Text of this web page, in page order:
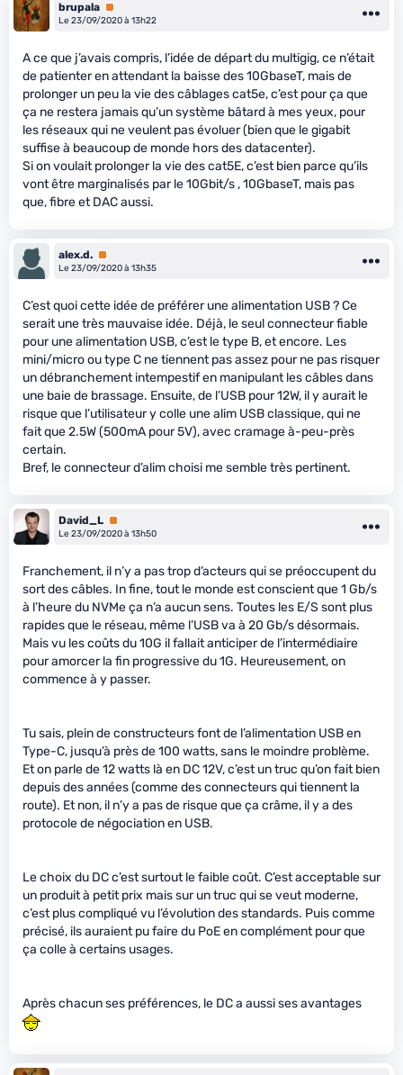
brupala Premium
Le 23/09/2020 à 13h22
A ce que j’avais compris, l’idée de départ du multigig, ce n’était
de patienter en attendant la baisse des 10GbaseT, mais de
prolonger un peu la vie des câblages cat5e, c’est pour ça que
ça ne restera jamais qu’un système bâtard à mes yeux, pour
les réseaux qui ne veulent pas évoluer (bien que le gigabit
suffise à beaucoup de monde hors des datacenter).
Si on voulait prolonger la vie des cat5E, c’est bien parce qu’ils
vont être marginalisés par le 10Gbit/s , 10GbaseT, mais pas
que, fibre et DAC aussi.
alex.d. Premium
Le 23/09/2020 à 13h35
C’est quoi cette idée de préférer une alimentation USB ? Ce
serait une très mauvaise idée. Déjà, le seul connecteur fiable
pour une alimentation USB, c’est le type B, et encore. Les
mini/micro ou type C ne tiennent pas assez pour ne pas risquer
un débranchement intempestif en manipulant les câbles dans
une baie de brassage. Ensuite, de l’USB pour 12W, il y aurait le
risque que l’utilisateur y colle une alim USB classique, qui ne
fait que 2.5W (500mA pour 5V), avec cramage à-peu-près
certain.
Bref, le connecteur d’alim choisi me semble très pertinent.
David_L Premium
Le 23/09/2020 à 13h50
Franchement, il n’y a pas trop d’acteurs qui se préoccupent du
sort des câbles. In fine, tout le monde est conscient que 1 Gb/s
à l’heure du NVMe ça n’a aucun sens. Toutes les E/S sont plus
rapides que le réseau, même l’USB va à 20 Gb/s désormais.
Mais vu les coûts du 10G il fallait anticiper de l’intermédiaire
pour amorcer la fin progressive du 1G. Heureusement, on
commence à y passer.
Tu sais, plein de constructeurs font de l’alimentation USB en
Type-C, jusqu’à près de 100 watts, sans le moindre problème.
Et on parle de 12 watts là en DC 12V, c’est un truc qu’on fait bien
depuis des années (comme des connecteurs qui tiennent la
route). Et non, il n’y a pas de risque que ça crâme, il y a des
protocole de négociation en USB.
Le choix du DC c’est surtout le faible coût. C’est acceptable sur
un produit à petit prix mais sur un truc qui se veut moderne,
c’est plus compliqué vu l’évolution des standards. Puis comme
précisé, ils auraient pu faire du PoE en complément pour que
ça colle à certains usages.
Après chacun ses préférences, le DC a aussi ses avantages